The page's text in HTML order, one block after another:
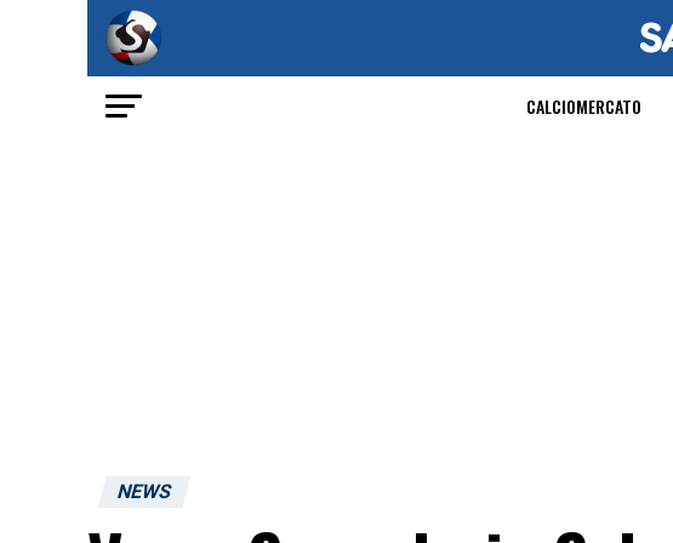
CALCIOMERCATO
NEWS